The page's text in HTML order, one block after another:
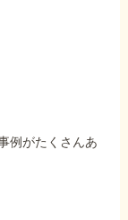
例がたくさんあ